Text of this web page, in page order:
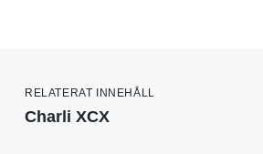
RELATERAT INNEHÅLL
Charli XCX